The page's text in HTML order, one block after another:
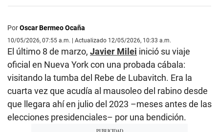
PorOscar Bermeo Ocaña
10/05/2026, 07:55 a.m. | Actualizado 12/05/2026, 10:33 a.m.
El último 8 de marzo, Javier Milei inició su viaje
oficial en Nueva York con una probada cábala:
visitando la tumba del Rebe de Lubavitch. Era la
cuarta vez que acudía al mausoleo del rabino desde
que llegara ahí en julio del 2023 –meses antes de las
elecciones presidenciales– por una bendición.